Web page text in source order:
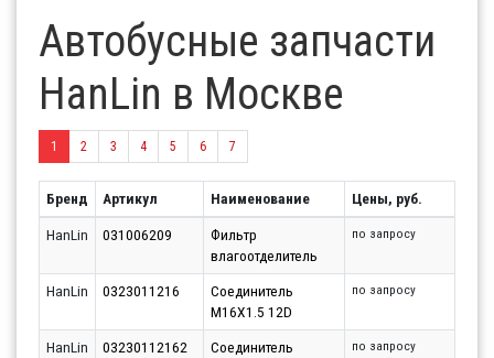
Автобусные запчасти
HanLin в Москве
1 2 3 4 5 6 7
Бренд Артикул Наименование Цены, руб.
HanLin 031006209
Фильтр
влагоотделитель
по запросу
HanLin 0323011216
Соединитель
M16X1.5 12D
по запросу
HanLin 03230112162
Соединитель
по запросу